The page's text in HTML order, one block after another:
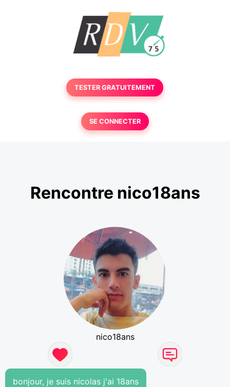
TESTER GRATUITEMENT
SE CONNECTER
Rencontre nico18ans
nico18ans
bonjour, je suis nicolas j'ai 18ans